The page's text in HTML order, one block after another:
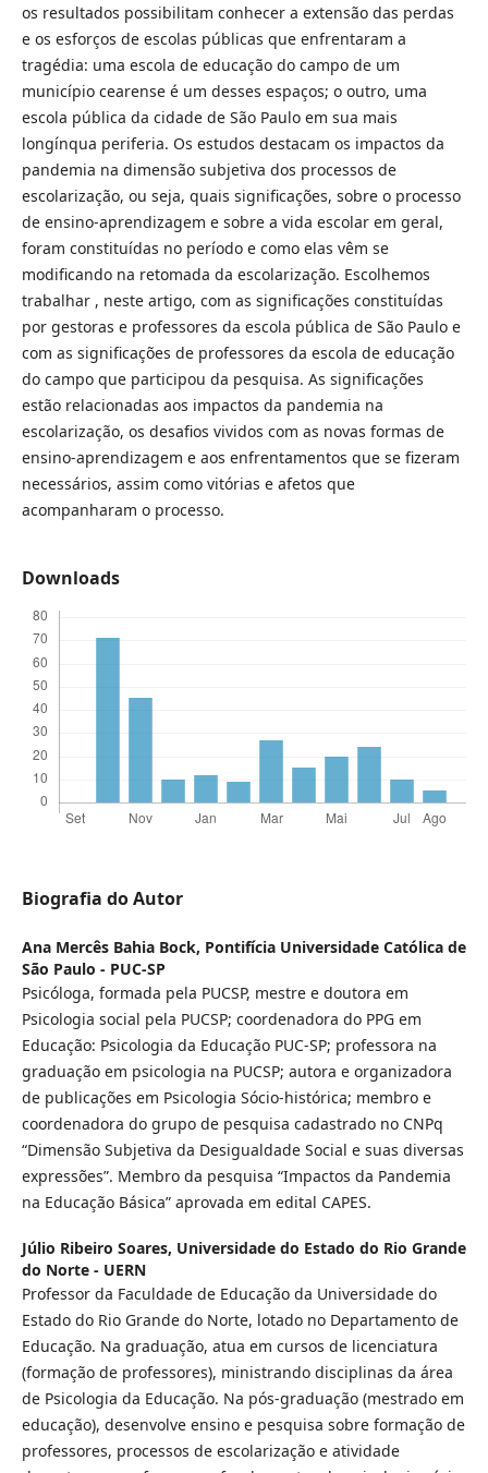
os resultados possibilitam conhecer a extensão das perdas
e os esforços de escolas públicas que enfrentaram a
tragédia: uma escola de educação do campo de um
município cearense é um desses espaços; o outro, uma
escola pública da cidade de São Paulo em sua mais
longínqua periferia. Os estudos destacam os impactos da
pandemia na dimensão subjetiva dos processos de
escolarização, ou seja, quais significações, sobre o processo
de ensino-aprendizagem e sobre a vida escolar em geral,
foram constituídas no período e como elas vêm se
modificando na retomada da escolarização. Escolhemos
trabalhar , neste artigo, com as significações constituídas
por gestoras e professores da escola pública de São Paulo e
com as significações de professores da escola de educação
do campo que participou da pesquisa. As significações
estão relacionadas aos impactos da pandemia na
escolarização, os desafios vividos com as novas formas de
ensino-aprendizagem e aos enfrentamentos que se fizeram
necessários, assim como vitórias e afetos que
acompanharam o processo.
Downloads
Biografia do Autor
Ana Mercês Bahia Bock, Pontifícia Universidade Católica de
São Paulo - PUC-SP
Psicóloga, formada pela PUCSP, mestre e doutora em
Psicologia social pela PUCSP; coordenadora do PPG em
Educação: Psicologia da Educação PUC-SP; professora na
graduação em psicologia na PUCSP; autora e organizadora
de publicações em Psicologia Sócio-histórica; membro e
coordenadora do grupo de pesquisa cadastrado no CNPq
“Dimensão Subjetiva da Desigualdade Social e suas diversas
expressões”. Membro da pesquisa “Impactos da Pandemia
na Educação Básica” aprovada em edital CAPES.
Júlio Ribeiro Soares, Universidade do Estado do Rio Grande
do Norte - UERN
Professor da Faculdade de Educação da Universidade do
Estado do Rio Grande do Norte, lotado no Departamento de
Educação. Na graduação, atua em cursos de licenciatura
(formação de professores), ministrando disciplinas da área
de Psicologia da Educação. Na pós-graduação (mestrado em
educação), desenvolve ensino e pesquisa sobre formação de
professores, processos de escolarização e atividade